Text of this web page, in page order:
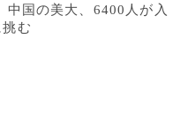
中国の美大、6400人が入
む